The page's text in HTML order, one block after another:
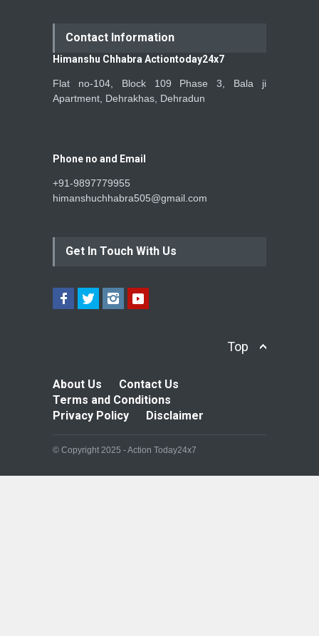
Contact Information
Himanshu Chhabra Actiontoday24x7
Flat no-104, Block 109 Phase 3, Bala ji
Apartment, Dehrakhas, Dehradun
Phone no and Email
+91-9897779955
himanshuchhabra505@gmail.com
Get In Touch With Us
Top
About Us
Contact Us
Terms and Conditions
Privacy Policy
Disclaimer
© Copyright 2025 - Action Today24x7